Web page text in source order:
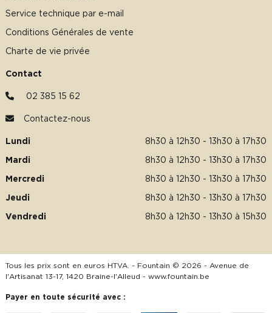
Service technique par e-mail
Conditions Générales de vente
Charte de vie privée
Contact
02 385 15 62
Contactez-nous
Lundi 8h30 à 12h30 - 13h30 à 17h30
Mardi 8h30 à 12h30 - 13h30 à 17h30
Mercredi 8h30 à 12h30 - 13h30 à 17h30
Jeudi 8h30 à 12h30 - 13h30 à 17h30
Vendredi 8h30 à 12h30 - 13h30 à 15h30
Tous les prix sont en euros HTVA. - Fountain © 2026 - Avenue de
l'Artisanat 13-17, 1420 Braine-l'Alleud - www.fountain.be
Payer en toute sécurité avec :